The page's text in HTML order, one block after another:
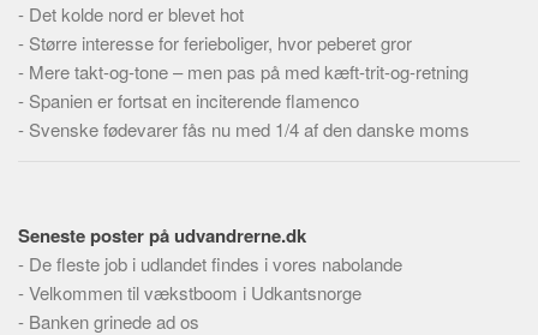
- Det kolde nord er blevet hot
- Større interesse for ferieboliger, hvor peberet gror
- Mere takt-og-tone – men pas på med kæft-trit-og-retning
- Spanien er fortsat en inciterende flamenco
- Svenske fødevarer fås nu med 1/4 af den danske moms
Seneste poster på udvandrerne.dk
- De fleste job i udlandet findes i vores nabolande
-Velkommen til vækstboom i Udkantsnorge
- Banken grinede ad os